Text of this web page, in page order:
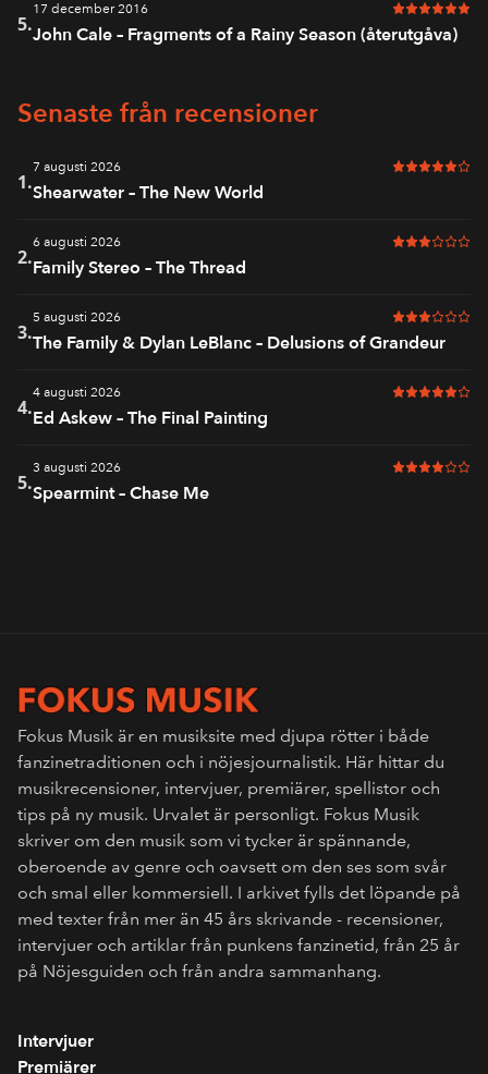
5.
17 december 2016 6 av 6 i
John Cale – Fragments of a Rainy Season (återutgåva)
Senaste från recensioner
1.
7 augusti 2026 5 av 6 i
Shearwater – The New World
2.
6 augusti 2026 3 av 6 i
Family Stereo – The Thread
3.
5 augusti 2026 3 av 6 i
The Family & Dylan LeBlanc – Delusions of Grandeur
4.
4 augusti 2026 5 av 6 i
Ed Askew – The Final Painting
5.
3 augusti 2026 4 av 6 i
Spearmint – Chase Me
Fokus Musik är en musiksite med djupa rötter i både
fanzinetraditionen och i nöjesjournalistik. Här hittar du
musikrecensioner, intervjuer, premiärer, spellistor och
tips på ny musik. Urvalet är personligt. Fokus Musik
skriver om den musik som vi tycker är spännande,
oberoende av genre och oavsett om den ses som svår
och smal eller kommersiell. I arkivet fylls det löpande på
med texter från mer än 45 års skrivande - recensioner,
intervjuer och artiklar från punkens fanzinetid, från 25 år
på Nöjesguiden och från andra sammanhang.
Intervjuer
Premiärer